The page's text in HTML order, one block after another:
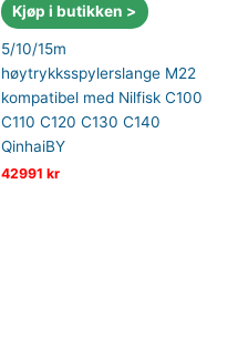
Kjøp i butikken >
5/10/15m
høytrykksspylerslange M22
kompatibel med Nilfisk C100
C110 C120 C130 C140
QinhaiBY
42991 kr